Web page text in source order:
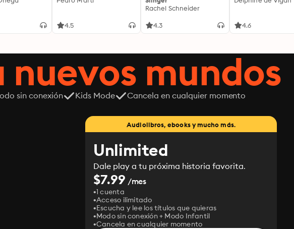
4.5
Rachel Schneider
4.3 4.6
nuevos mundos
sin conexión Kids Mode Cancela en cualquier momento
Audiolibros, ebooks y mucho más.
Unlimited
Dale play a tu próxima historia favorita.
$7.99 /mes
1 cuenta
Acceso ilimitado
Escucha y lee los títulos que quieras
Modo sin conexión + Modo Infantil
Cancela en cualquier momento